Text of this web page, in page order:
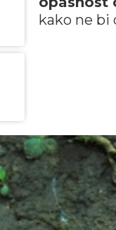
kako ne bi